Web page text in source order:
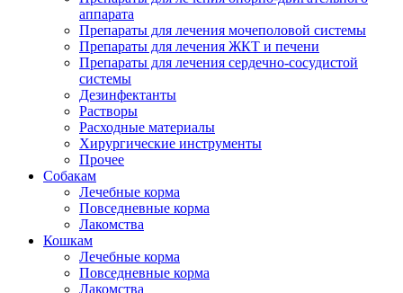
аппарата
Препараты для лечения мочеполовой системы
Препараты для лечения ЖКТ и печени
Препараты для лечения сердечно-сосудистой
системы
Дезинфектанты
Растворы
Расходные материалы
Хирургические инструменты
Прочее
Собакам
Лечебные корма
Повседневные корма
Лакомства
Кошкам
Лечебные корма
Повседневные корма
Лакомства